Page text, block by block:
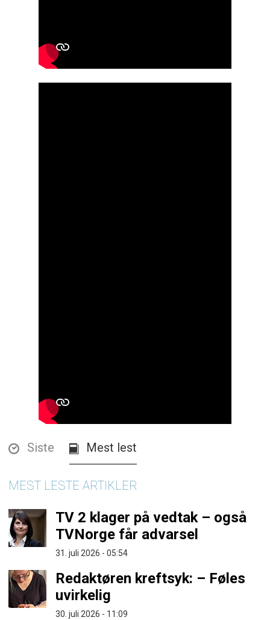
Siste Mest lest
MEST LESTE ARTIKLER
TV 2 klager på vedtak – også
TVNorge får advarsel
31. juli 2026 - 05:54
Redaktøren kreftsyk: – Føles
uvirkelig
30. juli 2026 - 11:09